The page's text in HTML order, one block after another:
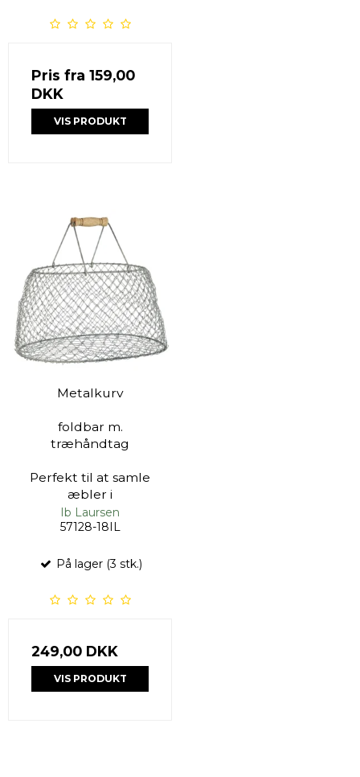
Pris fra 159,00
DKK
VIS PRODUKT
Metalkurv
foldbar m.
træhåndtag
Perfekt til at samle
æbler i
Ib Laursen
57128-18IL
På lager (3 stk.)
249,00 DKK
VIS PRODUKT